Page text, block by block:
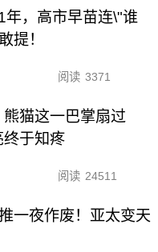
年，高市早苗连\"谁
提！
阅读 3371
熊猫这一巴掌扇过
终于知疼
阅读 24511
一夜作废！亚太变天